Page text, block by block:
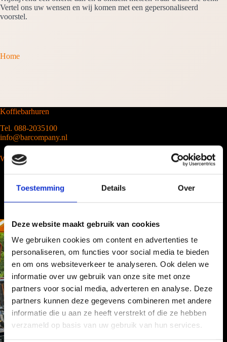
Toestemming Details Over
Deze website maakt gebruik van cookies
We gebruiken cookies om content en advertenties te
personaliseren, om functies voor social media te bieden
en om ons websiteverkeer te analyseren. Ook delen we
informatie over uw gebruik van onze site met onze
partners voor social media, adverteren en analyse. Deze
partners kunnen deze gegevens combineren met andere
informatie die u aan ze heeft verstrekt of die ze hebben
verzameld op basis van uw gebruik van hun services.
Vertel ons uw wensen en wij komen met een gepersonaliseerd
voorstel.
Home
Koffiebarhuren
Tel. 088-2035100
info@barcompany.nl
Wij werken landelijk